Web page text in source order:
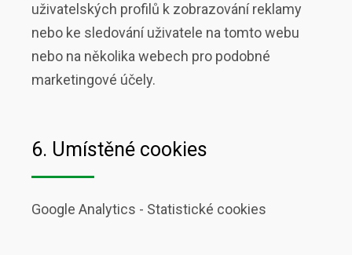
uživatelských profilů k zobrazování reklamy
nebo ke sledování uživatele na tomto webu
nebo na několika webech pro podobné
marketingové účely.
6. Umístěné cookies
Google Analytics - Statistické cookies